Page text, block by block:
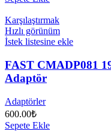
Karşılaştırmak
Hızlı görünüm
İstek listesine ekle
FAST CMADP081
Adaptör
Adaptörler
600.00₺
Sepete Ekle